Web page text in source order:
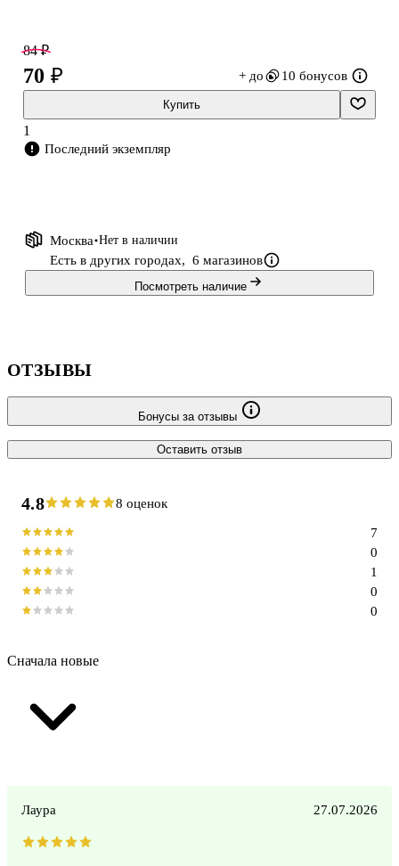
наборов.
84 ₽
70 ₽ + до 10 бонусов
Купить
1
Последний экземпляр
Москва Нет в наличии
Есть в других городах, 6 магазинов
Посмотреть наличие
ОТЗЫВЫ
Бонусы за отзывы
Оставить отзыв
4.8 8 оценок
0
0
1
0
7
Сначала новые
Лаура 27.07.2026